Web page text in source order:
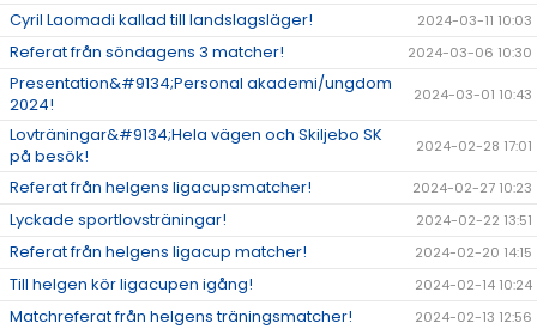
Cyril Laomadi kallad till landslagsläger! 2024-03-11 10:03
Referat från söndagens 3 matcher! 2024-03-06 10:30
Presentation&#9134;Personal akademi/ungdom
2024!
2024-03-01 10:43
Lovträningar&#9134;Hela vägen och Skiljebo SK
på besök!
2024-02-28 17:01
Referat från helgens ligacupsmatcher! 2024-02-27 10:23
Lyckade sportlovsträningar! 2024-02-22 13:51
Referat från helgens ligacup matcher! 2024-02-20 14:15
Till helgen kör ligacupen igång! 2024-02-14 10:24
Matchreferat från helgens träningsmatcher! 2024-02-13 12:56